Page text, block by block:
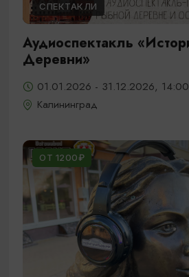
СПЕКТАКЛИ
Аудиоспектакль
Деревни»
01.01.2026 - 31.12.2026, 14:00
Калининград
ОТ 1200₽